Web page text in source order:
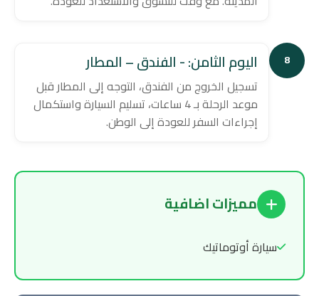
8 اليوم الثامن: - الفندق – المطار
تسجيل الخروج من الفندق، التوجه إلى المطار قبل
موعد الرحلة بـ 4 ساعات، تسليم السيارة واستكمال
إجراءات السفر للعودة إلى الوطن.
مميزات اضافية
سيارة أوتوماتيك